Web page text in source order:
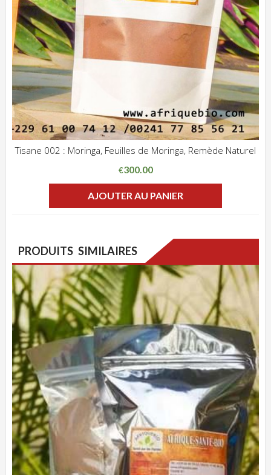
Tisane 002 : Moringa, Feuilles de Moringa, Remède Naturel
€300.00
AJOUTER AU PANIER
PRODUITS SIMILAIRES